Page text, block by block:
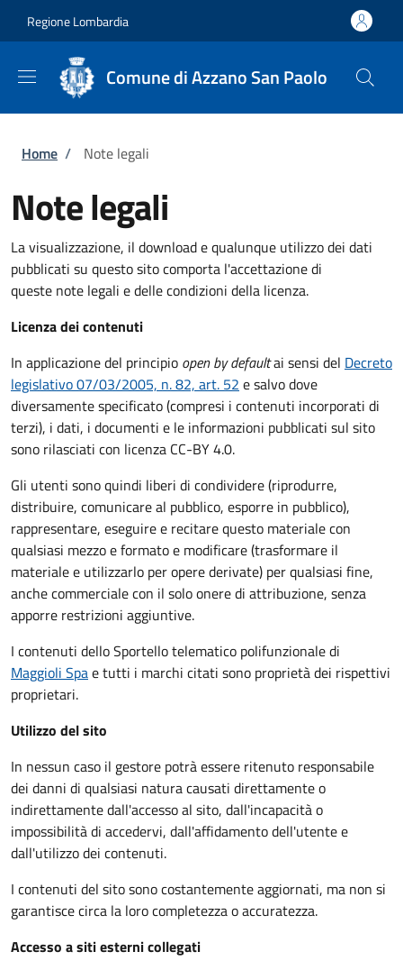
Regione Lombardia
Comune di Azzano San Paolo
Briciole di pane
Home / Note legali
Note legali
La visualizzazione, il download e qualunque utilizzo dei dati
pubblicati su questo sito comporta l'accettazione di
queste note legali e delle condizioni della licenza.
Licenza dei contenuti
In applicazione del principio open by defaultai sensi del Decreto
legislativo 07/03/2005, n. 82, art. 52 e salvo dove
diversamente specificato (compresi i contenuti incorporati di
terzi), i dati, i documenti e le informazioni pubblicati sul sito
sono rilasciati con licenza CC-BY 4.0.
Gli utenti sono quindi liberi di condividere (riprodurre,
distribuire, comunicare al pubblico, esporre in pubblico),
rappresentare, eseguire e recitare questo materiale con
qualsiasi mezzo e formato e modificare (trasformare il
materiale e utilizzarlo per opere derivate) per qualsiasi fine,
anche commerciale con il solo onere di attribuzione, senza
apporre restrizioni aggiuntive.
I contenuti dello Sportello telematico polifunzionaledi
Maggioli Spae tutti i marchi citati sono proprietà dei rispettivi
proprietari.
Utilizzo del sito
In nessun caso il gestore potrà essere ritenuto responsabile
dei danni di qualsiasi natura causati direttamente o
indirettamente dall'accesso al sito, dall'incapacità o
impossibilità di accedervi, dall'affidamento dell'utente e
dall'utilizzo dei contenuti.
I contenuti del sito sono costantemente aggiornati, ma non si
garantisce circa la loro completezza o accuratezza.
Accesso a siti esterni collegati